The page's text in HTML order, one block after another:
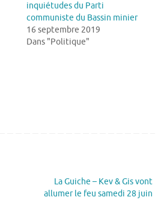
inquiétudes du Parti
communiste du Bassin minier
16 septembre 2019
Dans "Politique"
La Guiche – Kev & Gis vont
allumer le feu samedi 28 juin